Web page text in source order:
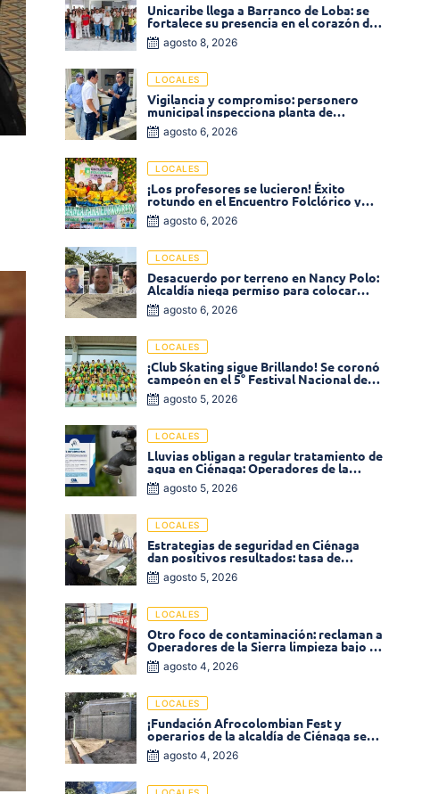
Unicaribe llega a Barranco de Loba: se
fortalece su presencia en el corazón del
departamento de Bolívar
agosto 8, 2026
LOCALES
Vigilancia y compromiso: personero
municipal inspecciona planta de
tratamiento de agua
agosto 6, 2026
LOCALES
¡Los profesores se lucieron! Éxito
rotundo en el Encuentro Folclórico y
Cultural del Magisterio 2026 en Ciénaga
agosto 6, 2026
LOCALES
Desacuerdo por terreno en Nancy Polo:
Alcaldía niega permiso para colocar
venta de comidas
agosto 6, 2026
LOCALES
¡Club Skating sigue Brillando! Se coronó
campeón en el 5° Festival Nacional de
Patinaje «Soledad sobre Ruedas»
agosto 5, 2026
LOCALES
Lluvias obligan a regular tratamiento de
agua en Ciénaga: Operadores de la
Sierra anuncia baja presión en varios
sectores
agosto 5, 2026
LOCALES
Estrategias de seguridad en Ciénaga
dan positivos resultados: tasa de
homicidios disminuyó un 58% en 2026
agosto 5, 2026
LOCALES
Otro foco de contaminación: reclaman a
Operadores de la Sierra limpieza bajo el
puente de la calle 19 con carrera 11
agosto 4, 2026
LOCALES
¡Fundación Afrocolombian Fest y
operarios de la alcaldía de Ciénaga se
ponen la 10! Realizan limpieza de la
parte posterior del Coliseo
agosto 4, 2026